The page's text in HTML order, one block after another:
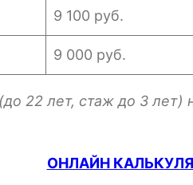
9 100 руб.
9 000 руб.
22 лет, стаж до 3 лет)
ОНЛАЙН